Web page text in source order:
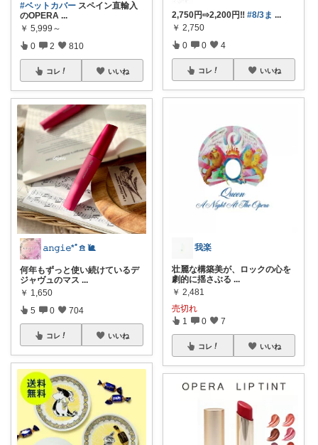
#ベットカバー スペイン直輸入
のOPERA ...
￥ 5,999～
0 2 810
コレ いいね
𝚊𝚗𝚐𝚒𝚎*ﾟ𖠿 🐌
何年もずっと使い続けているデ
ジャヴュのマス ...
￥ 1,650
5 0 704
コレ いいね
2,750円⇨2,200円‼️ #8/3ま ...
￥ 2,750
0 0 4
コレ いいね
我楽
壮麗な構築美が、ロックの心を
劇的に揺さぶる ...
￥ 2,481
売切れ
1 0 7
コレ いいね